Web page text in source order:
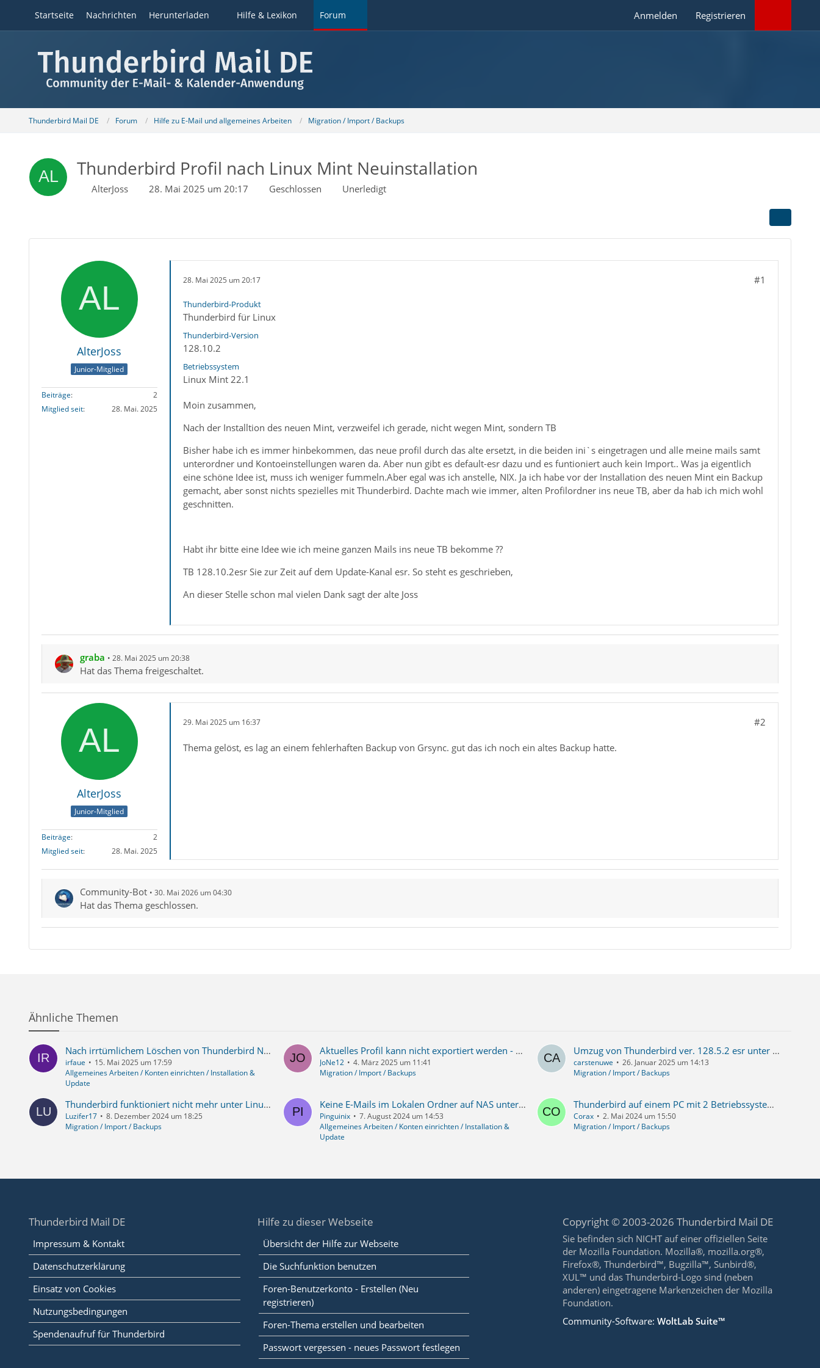
Startseite Nachrichten Herunterladen Hilfe & Lexikon Forum Anmelden Registrieren
Thunderbird Mail DE Forum Hilfe zu E-Mail und allgemeines Arbeiten Migration / Import / Backups
Thunderbird Profil nach Linux Mint Neuinstallation
AlterJoss 28. Mai 2025 um 20:17 Geschlossen Unerledigt
AlterJoss
Junior-Mitglied
Beiträge
2
Mitglied seit
28. Mai. 2025
28. Mai 2025 um 20:17 #1
Thunderbird-Produkt
Thunderbird für Linux
Thunderbird-Version
128.10.2
Betriebssystem
Linux Mint 22.1
Moin zusammen,
Nach der Installtion des neuen Mint, verzweifel ich gerade, nicht wegen Mint, sondern TB
Bisher habe ich es immer hinbekommen, das neue profil durch das alte ersetzt, in die beiden ini`s eingetragen und alle meine mails samt
unterordner und Kontoeinstellungen waren da. Aber nun gibt es default-esr dazu und es funtioniert auch kein Import.. Was ja eigentlich
eine schöne Idee ist, muss ich weniger fummeln.Aber egal was ich anstelle, NIX. Ja ich habe vor der Installation des neuen Mint ein Backup
gemacht, aber sonst nichts spezielles mit Thunderbird. Dachte mach wie immer, alten Profilordner ins neue TB, aber da hab ich mich wohl
geschnitten.
Habt ihr bitte eine Idee wie ich meine ganzen Mails ins neue TB bekomme ??
TB 128.10.2esr Sie zur Zeit auf dem Update-Kanal esr. So steht es geschrieben,
An dieser Stelle schon mal vielen Dank sagt der alte Joss
graba 28. Mai 2025 um 20:38
Hat das Thema freigeschaltet.
AlterJoss
Junior-Mitglied
Beiträge
2
Mitglied seit
28. Mai. 2025
29. Mai 2025 um 16:37 #2
Thema gelöst, es lag an einem fehlerhaften Backup von Grsync. gut das ich noch ein altes Backup hatte.
Community-Bot 30. Mai 2026 um 04:30
Hat das Thema geschlossen.
Ähnliche Themen
Nach irrtümlichem Löschen von Thunderbird Neuinstallation- aber kann nicht gestartet werder weil angeblich "Profil" nicht gefunden werden kann
irfaue
15. Mai 2025 um 17:59
Allgemeines Arbeiten / Konten einrichten / Installation &
Update
Aktuelles Profil kann nicht exportiert werden - wird offenbar nicht gefunden
JoNe12
4. März 2025 um 11:41
Migration / Import / Backups
Umzug von Thunderbird ver. 128.5.2 esr unter Win10 nach Linux-Mint 22.
carstenuwe
26. Januar 2025 um 14:13
Migration / Import / Backups
Thunderbird funktioniert nicht mehr unter Linux beim Parallelbetrieb mit Windows --- erledigt.
Luzifer17
8. Dezember 2024 um 18:25
Migration / Import / Backups
Keine E-Mails im Lokalen Ordner auf NAS unter Linux Mint
Pinguinix
7. August 2024 um 14:53
Allgemeines Arbeiten / Konten einrichten / Installation &
Update
Thunderbird auf einem PC mit 2 Betriebssystemen nutzen. Windows und Linus-Mint
Corax
2. Mai 2024 um 15:50
Migration / Import / Backups
Thunderbird Mail DE
Impressum & Kontakt
Datenschutzerklärung
Einsatz von Cookies
Nutzungsbedingungen
Spendenaufruf für Thunderbird
Hilfe zu dieser Webseite
Übersicht der Hilfe zur Webseite
Die Suchfunktion benutzen
Foren-Benutzerkonto - Erstellen (Neu
registrieren)
Foren-Thema erstellen und bearbeiten
Passwort vergessen - neues Passwort festlegen
Copyright © 2003-2026 Thunderbird Mail DE
Sie befinden sich NICHT auf einer offiziellen Seite
der Mozilla Foundation. Mozilla®, mozilla.org®,
Firefox®, Thunderbird™, Bugzilla™, Sunbird®,
XUL™ und das Thunderbird-Logo sind (neben
anderen) eingetragene Markenzeichen der Mozilla
Foundation.
Community-Software:WoltLab Suite™